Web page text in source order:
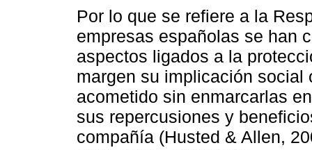
Por lo que se refiere a la
empresas españolas se han
aspectos ligados a la
margen su implicación
acometido sin enmarcarlas
sus repercusiones y
compañía (Husted & Allen,